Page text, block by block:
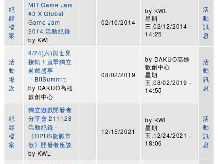
紀
錄
檔
案
MIT Game Jam
#3 X Global
Game Jam
2014 活動紀錄
by KWL
02/10/2014
by KWL
星期
三,02/12/2014 -
14:25
活
動
訊
息
活
動
場
次
8/24(六)與世界
接軌！直擊獨立
遊戲盛事
「BitSummit」
by DAKUO高雄
數創中心
08/02/2019
by DAKUO高雄
數創中心
星期
五,08/02/2019 -
14:55
活
動
訊
息
紀
錄
檔
案
獨立遊戲開發者
分享會 211128
活動紀錄 -
《OPUS龍脈常
歌》開發者座談
by KWL
12/15/2021
by KWL
星期
五,12/24/2021 -
18:06
活
動
訊
息